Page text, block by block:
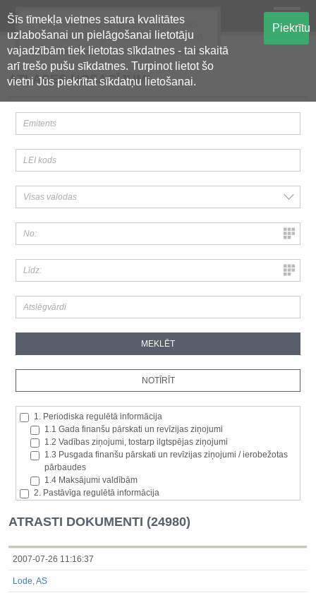
Šīs tīmekļa vietnes satura kvalitātes
uzlabošanai un pielāgošanai lietotāju
vajadzībām tiek lietotas sīkdatnes - tai skaitā
arī trešo pušu sīkdatnes. Turpinot lietot šo
vietni Jūs piekrītat sīkdatņu lietošanai.
Piekrītu
Oficiālā regulētās informācijas
centralizētā glabāšanas sistēma
ATLASES NOSACĪJUMI
1. Periodiska regulētā informācija
1.1 Gada finanšu pārskati un revīzijas ziņojumi
1.2 Vadības ziņojumi, tostarp ilgtspējas ziņojumi
1.3 Pusgada finanšu pārskati un revīzijas ziņojumi / ierobežotas
pārbaudes
1.4 Maksājumi valdībām
2. Pastāvīga regulētā informācija
2.2. Iekšējā informācija
2.3. Paziņojumi par būtisku akciju paketi
2.4. Emitenta paša akciju iegāde vai atsavināšana
2.5. Balsstiesību kopējais skaits un kapitāls
kategorijām
ATRASTI DOKUMENTI (24980)
2007-07-26 11:16:37
Lode, AS